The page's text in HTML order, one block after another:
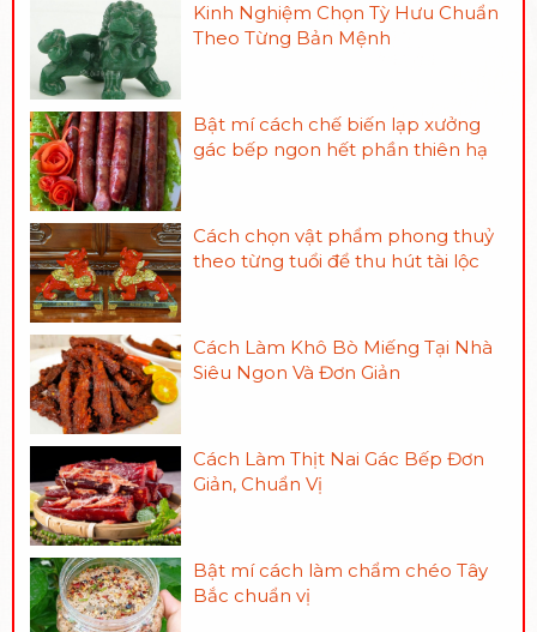
Kinh Nghiệm Chọn Tỳ Hưu Chuẩn
Theo Từng Bản Mệnh
Bật mí cách chế biến lạp xưởng
gác bếp ngon hết phần thiên hạ
Cách chọn vật phẩm phong thuỷ
theo từng tuổi để thu hút tài lộc
Cách Làm Khô Bò Miếng Tại Nhà
Siêu Ngon Và Đơn Giản
Cách Làm Thịt Nai Gác Bếp Đơn
Giản, Chuẩn Vị
Bật mí cách làm chẩm chéo Tây
Bắc chuẩn vị